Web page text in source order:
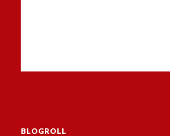
BLOGROLL